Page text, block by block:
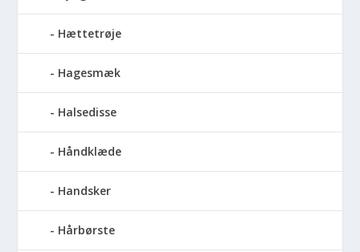
Hættetrøje
Hagesmæk
Halsedisse
Håndklæde
Handsker
Hårbørste